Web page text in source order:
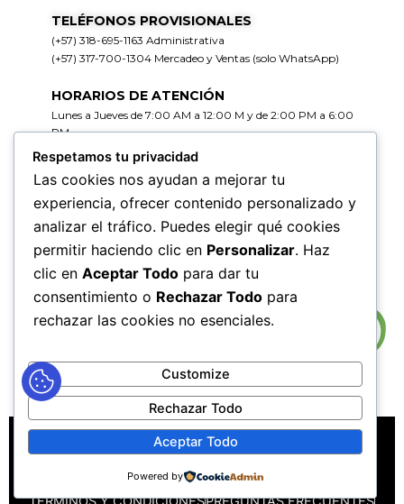
TELÉFONOS PROVISIONALES
(+57) 318-695-1163 Administrativa
(+57) 317-700-1304 Mercadeo y Ventas (solo WhatsApp)
HORARIOS DE ATENCIÓN
Lunes a Jueves de 7:00 AM a 12:00 M y de 2:00 PM a 6:00
PM
Viernes de 7:00 AM a 12:00 M y de 2:00 PM a 5:00 PM
HORARIOS DE RADICACIÓN DE
CORRESPONDENCIA
Lunes a Jueves de 7:30 AM a 11:30 AM y de 2:00 PM a 5:00
PM
MAPA DEL SITIOPOLÍTICAS DE PRIVACIDAD
POLÍTICAS DE DERECHOS DE AUTOR
POLÍTICA DE TRATAMIENTO DE DATOS PERSONALES
Respetamos tu privacidad
Las cookies nos ayudan a mejorar tu
experiencia, ofrecer contenido personalizado y
analizar el tráfico. Puedes elegir qué cookies
permitir haciendo clic en Personalizar. Haz
clic en Aceptar Todo para dar tu
consentimiento o Rechazar Todo para
rechazar las cookies no esenciales.
Customize
Rechazar Todo
Aceptar Todo
Powered by